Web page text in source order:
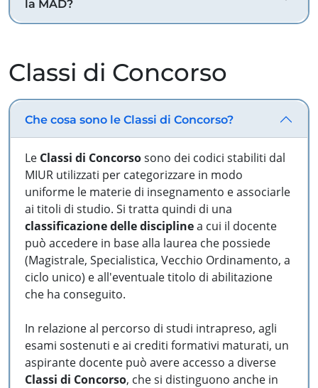
la MAD?
Classi di Concorso
Che cosa sono le Classi di Concorso?
Le Classi di Concorsosono dei codici stabiliti dal
MIUR utilizzati per categorizzare in modo
uniforme le materie di insegnamento e associarle
ai titoli di studio. Si tratta quindi di una
classificazione delle disciplinea cui il docente
può accedere in base alla laurea che possiede
(Magistrale, Specialistica, Vecchio Ordinamento, a
ciclo unico) e all'eventuale titolo di abilitazione
che ha conseguito.
In relazione al percorso di studi intrapreso, agli
esami sostenuti e ai crediti formativi maturati, un
aspirante docente può avere accesso a diverse
Classi di Concorso, che si distinguono anche in